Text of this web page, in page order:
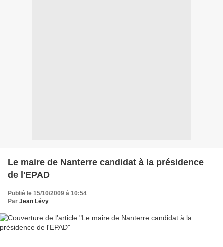
Le maire de Nanterre candidat à la présidence
de l'EPAD
Publié le 15/10/2009 à 10:54
Par Jean Lévy